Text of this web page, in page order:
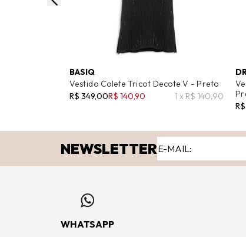
BASIQ
Vestido Colete Tricot Decote V - Preto
R$ 349,00R$ 140,90 1 x R$ 140,90
NEWSLETTER
WHATSAPP